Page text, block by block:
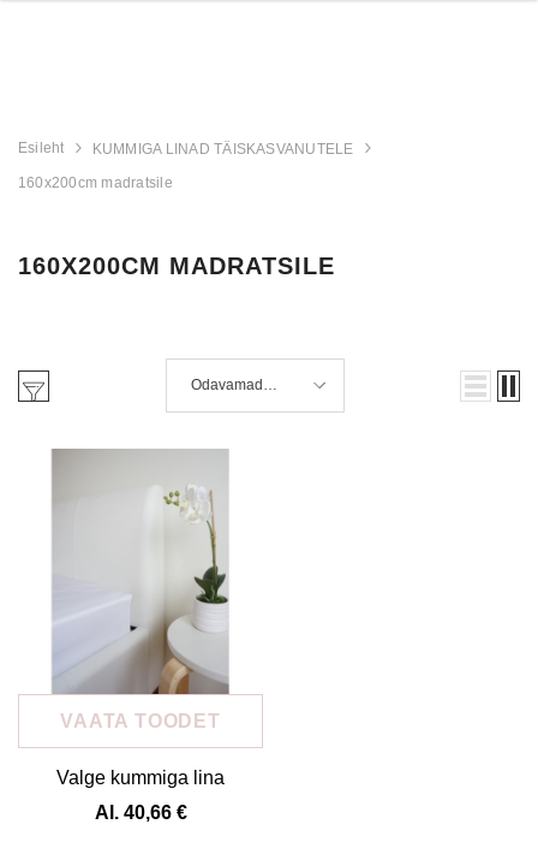
Esileht
KUMMIGA LINAD TÄISKASVANUTELE
160x200cm madratsile
160X200CM MADRATSILE
Odavamad
VAATA TOODET
Valge kummiga lina
Al. 40,66 €
VAATA TOODET
Helesinine kummiga lina
Al. 17,28 €